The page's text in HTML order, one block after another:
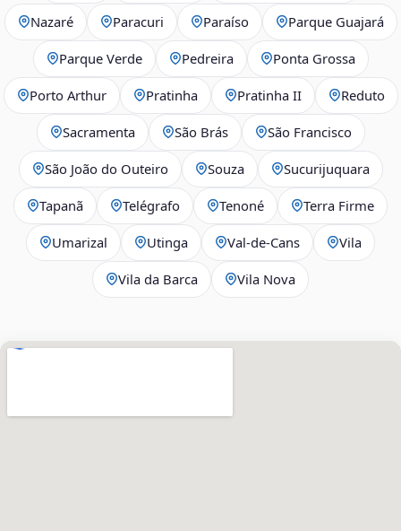
Nazaré Paracuri Paraíso Parque Guajará
Parque Verde Pedreira Ponta Grossa
Porto Arthur Pratinha Pratinha II Reduto
Sacramenta São Brás São Francisco
São João do Outeiro Souza Sucurijuquara
Tapanã Telégrafo Tenoné Terra Firme
Umarizal Utinga Val-de-Cans Vila
Vila da Barca Vila Nova